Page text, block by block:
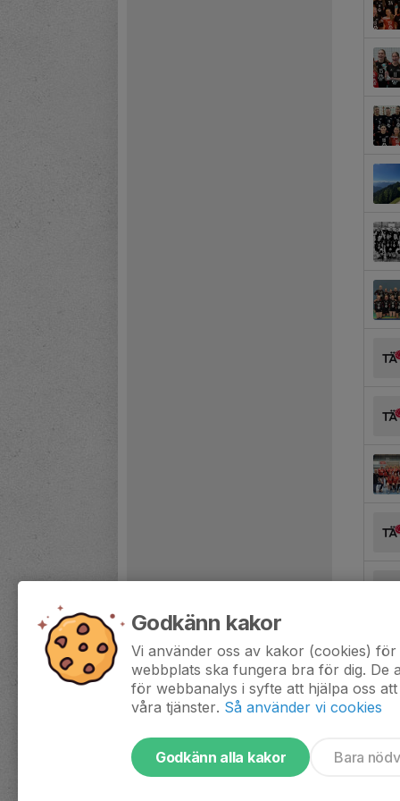
Godkänn kakor
Vi använder oss av kakor (cookies)
webbplats ska fungera bra för dig. De
för webbanalys i syfte att hjälpa oss
våra tjänster. Så använder vi cookies
Godkänn alla kakor Bara